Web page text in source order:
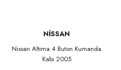
NİSSAN
Nissan Altima 4 Buton Kumanda
Kabı 2005